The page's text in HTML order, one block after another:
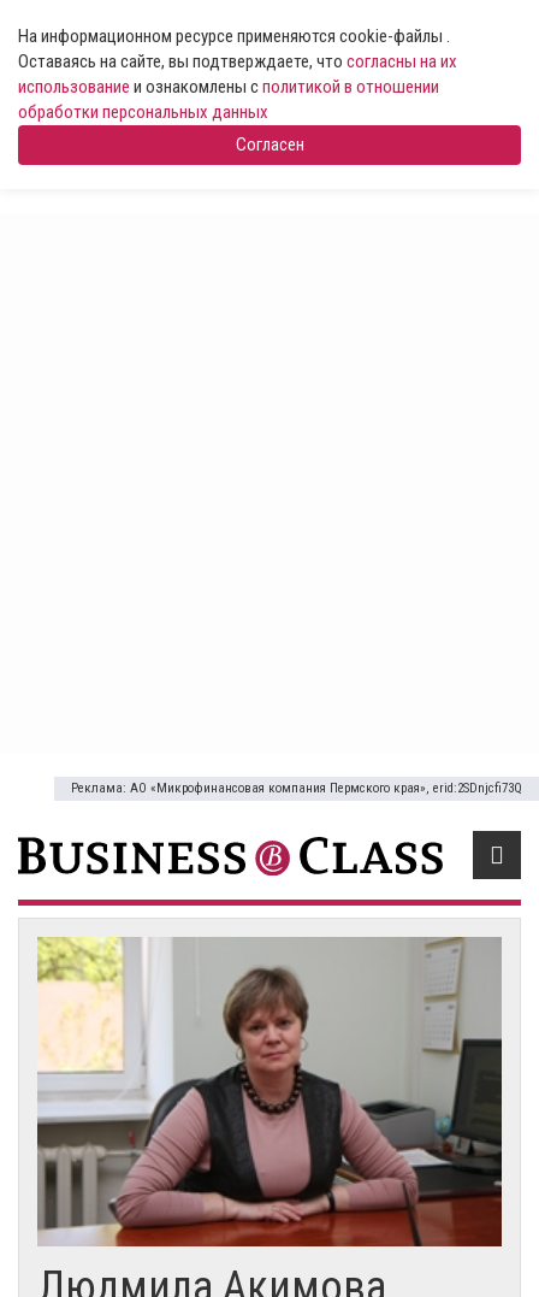
На информационном ресурсе применяются cookie-файлы .
Оставаясь на сайте, вы подтверждаете, что согласны на их
использование и ознакомлены сполитикой в отношении
обработки персональных данных
Согласен
Реклама: АО «Микрофинансовая компания Пермского края», erid:2SDnjcfi73Q